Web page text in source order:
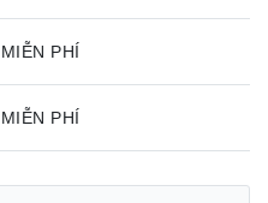
MIỄN PHÍ
MIỄN PHÍ